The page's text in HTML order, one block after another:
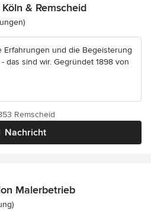
& Remscheid
5 von 5 Sternen
Erfahrungen und die Begeisterung
das sind wir. Gegründet 1898 von
Nachricht
Remscheid
Malerbetrieb
5 von 5 Sternen